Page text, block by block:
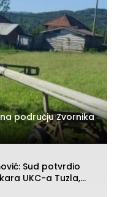
području Zvornika
Sud potvrdio
UKC-a Tuzla,
obdukcija